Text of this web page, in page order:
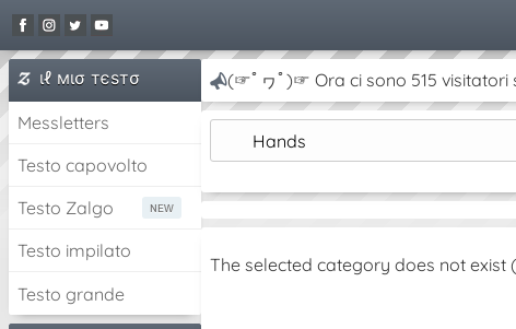
ιℓ мισ тєѕтσ
Messletters
Testo capovolto
Testo Zalgo
Testo impilato
Testo grande
(☞ﾟヮﾟ)☞ Ora ci sono 515 visitatori
Hands
The selected category does not